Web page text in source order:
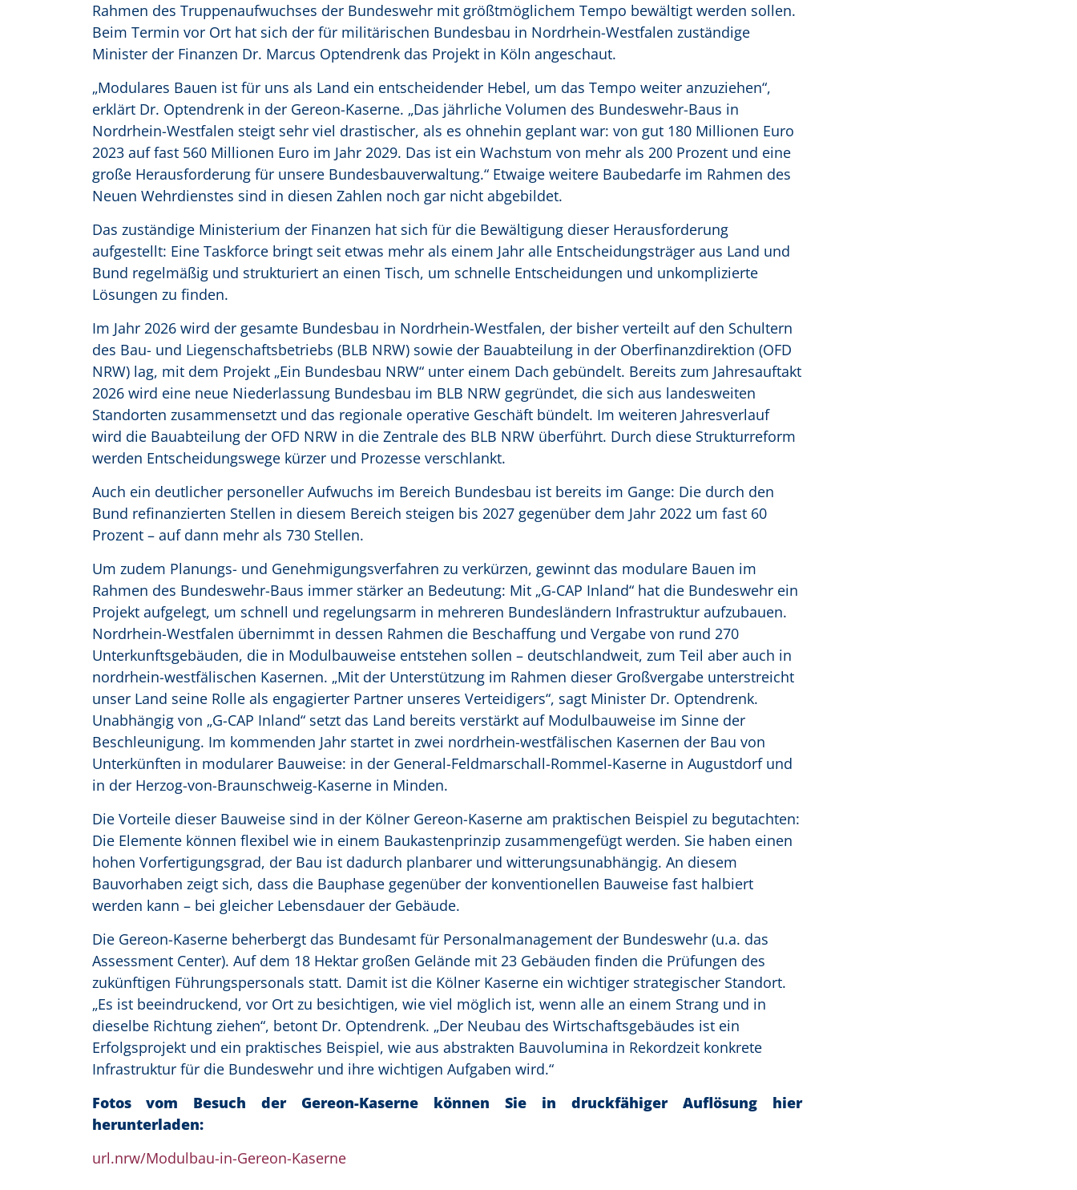
Rahmen des Truppenaufwuchses der Bundeswehr mit größtmöglichem Tempo bewältigt werden sollen.
Beim Termin vor Ort hat sich der für militärischen Bundesbau in Nordrhein-Westfalen zuständige
Minister der Finanzen Dr. Marcus Optendrenk das Projekt in Köln angeschaut.
„Modulares Bauen ist für uns als Land ein entscheidender Hebel, um das Tempo weiter anzuziehen“,
erklärt Dr. Optendrenk in der Gereon-Kaserne. „Das jährliche Volumen des Bundeswehr-Baus in
Nordrhein-Westfalen steigt sehr viel drastischer, als es ohnehin geplant war: von gut 180 Millionen Euro
2023 auf fast 560 Millionen Euro im Jahr 2029. Das ist ein Wachstum von mehr als 200 Prozent und eine
große Herausforderung für unsere Bundesbauverwaltung.“ Etwaige weitere Baubedarfe im Rahmen des
Neuen Wehrdienstes sind in diesen Zahlen noch gar nicht abgebildet.
Das zuständige Ministerium der Finanzen hat sich für die Bewältigung dieser Herausforderung
aufgestellt: Eine Taskforce bringt seit etwas mehr als einem Jahr alle Entscheidungsträger aus Land und
Bund regelmäßig und strukturiert an einen Tisch, um schnelle Entscheidungen und unkomplizierte
Lösungen zu finden.
Im Jahr 2026 wird der gesamte Bundesbau in Nordrhein-Westfalen, der bisher verteilt auf den Schultern
des Bau- und Liegenschaftsbetriebs (BLB NRW) sowie der Bauabteilung in der Oberfinanzdirektion (OFD
NRW) lag, mit dem Projekt „Ein Bundesbau NRW“ unter einem Dach gebündelt. Bereits zum Jahresauftakt
2026 wird eine neue Niederlassung Bundesbau im BLB NRW gegründet, die sich aus landesweiten
Standorten zusammensetzt und das regionale operative Geschäft bündelt. Im weiteren Jahresverlauf
wird die Bauabteilung der OFD NRW in die Zentrale des BLB NRW überführt. Durch diese Strukturreform
werden Entscheidungswege kürzer und Prozesse verschlankt.
Auch ein deutlicher personeller Aufwuchs im Bereich Bundesbau ist bereits im Gange: Die durch den
Bund refinanzierten Stellen in diesem Bereich steigen bis 2027 gegenüber dem Jahr 2022 um fast 60
Prozent – auf dann mehr als 730 Stellen.
Um zudem Planungs- und Genehmigungsverfahren zu verkürzen, gewinnt das modulare Bauen im
Rahmen des Bundeswehr-Baus immer stärker an Bedeutung: Mit „G-CAP Inland“ hat die Bundeswehr ein
Projekt aufgelegt, um schnell und regelungsarm in mehreren Bundesländern Infrastruktur aufzubauen.
Nordrhein-Westfalen übernimmt in dessen Rahmen die Beschaffung und Vergabe von rund 270
Unterkunftsgebäuden, die in Modulbauweise entstehen sollen – deutschlandweit, zum Teil aber auch in
nordrhein-westfälischen Kasernen. „Mit der Unterstützung im Rahmen dieser Großvergabe unterstreicht
unser Land seine Rolle als engagierter Partner unseres Verteidigers“, sagt Minister Dr. Optendrenk.
Unabhängig von „G-CAP Inland“ setzt das Land bereits verstärkt auf Modulbauweise im Sinne der
Beschleunigung. Im kommenden Jahr startet in zwei nordrhein-westfälischen Kasernen der Bau von
Unterkünften in modularer Bauweise: in der General-Feldmarschall-Rommel-Kaserne in Augustdorf und
in der Herzog-von-Braunschweig-Kaserne in Minden.
Die Vorteile dieser Bauweise sind in der Kölner Gereon-Kaserne am praktischen Beispiel zu begutachten:
Die Elemente können flexibel wie in einem Baukastenprinzip zusammengefügt werden. Sie haben einen
hohen Vorfertigungsgrad, der Bau ist dadurch planbarer und witterungsunabhängig. An diesem
Bauvorhaben zeigt sich, dass die Bauphase gegenüber der konventionellen Bauweise fast halbiert
werden kann – bei gleicher Lebensdauer der Gebäude.
Die Gereon-Kaserne beherbergt das Bundesamt für Personalmanagement der Bundeswehr (u.a. das
Assessment Center). Auf dem 18 Hektar großen Gelände mit 23 Gebäuden finden die Prüfungen des
zukünftigen Führungspersonals statt. Damit ist die Kölner Kaserne ein wichtiger strategischer Standort.
„Es ist beeindruckend, vor Ort zu besichtigen, wie viel möglich ist, wenn alle an einem Strang und in
dieselbe Richtung ziehen“, betont Dr. Optendrenk. „Der Neubau des Wirtschaftsgebäudes ist ein
Erfolgsprojekt und ein praktisches Beispiel, wie aus abstrakten Bauvolumina in Rekordzeit konkrete
Infrastruktur für die Bundeswehr und ihre wichtigen Aufgaben wird.“
Fotos vom Besuch der Gereon-Kaserne können Sie in druckfähiger Auflösung hier
herunterladen:
url.nrw/Modulbau-in-Gereon-Kaserne